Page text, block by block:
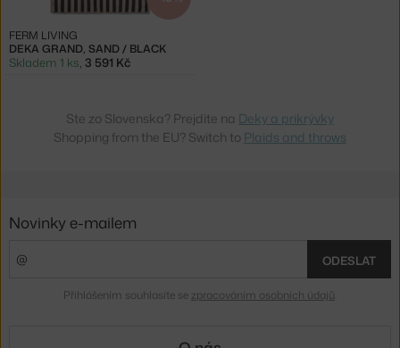
DEKA GRAND, SAND / BLACK
FERM LIVING
Skladem 1 ks, 3 591 Kč
Ste zo Slovenska? Prejdite na Deky a prikrývky
Shopping from the EU? Switch to Plaids and throws
Novinky e-mailem
ODESLAT
Přihlášením souhlasíte se zpracováním osobních údajů